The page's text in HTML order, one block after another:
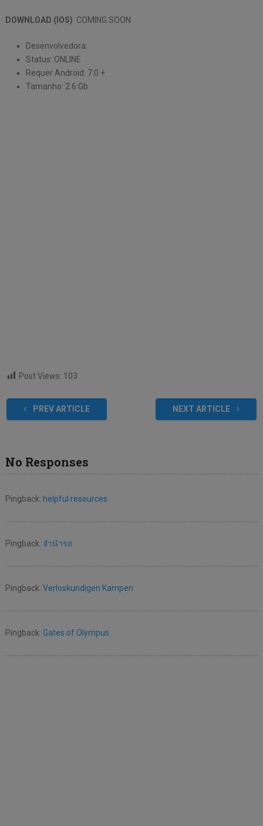
DOWNLOAD (IOS) COMING SOON
Desenvolvedora:
Status: ONLINE
Requer Android: 7.0 +
Tamanho: 2.6 Gb
Post Views: 103
PREV ARTICLE NEXT ARTICLE
No Responses
Pingback: helpful resources
Pingback: จำนำรถ
Pingback: Verloskundigen Kampen
Pingback: Gates of Olympus